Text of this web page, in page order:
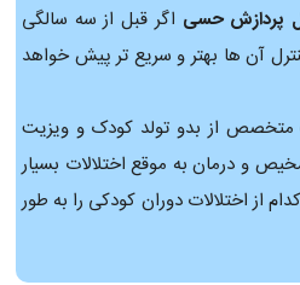
پردازش حسی اگر قبل از سه سالگی
آن ها بهتر و سریع تر پیش خواهد
متخصص از بدو تولد کودک و ویزیت
و درمان به موقع اختلالات بسیار
از اختلالات دوران کودکی را به طور